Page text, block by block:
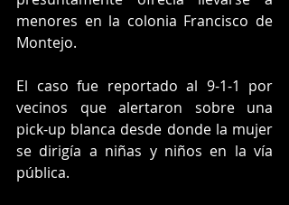
menores en la colonia Francisco de
Montejo.
El caso fue reportado al 9-1-1 por
vecinos que alertaron sobre una
pick-up blanca desde donde la mujer
se dirigía a niñas y niños en la vía
pública.